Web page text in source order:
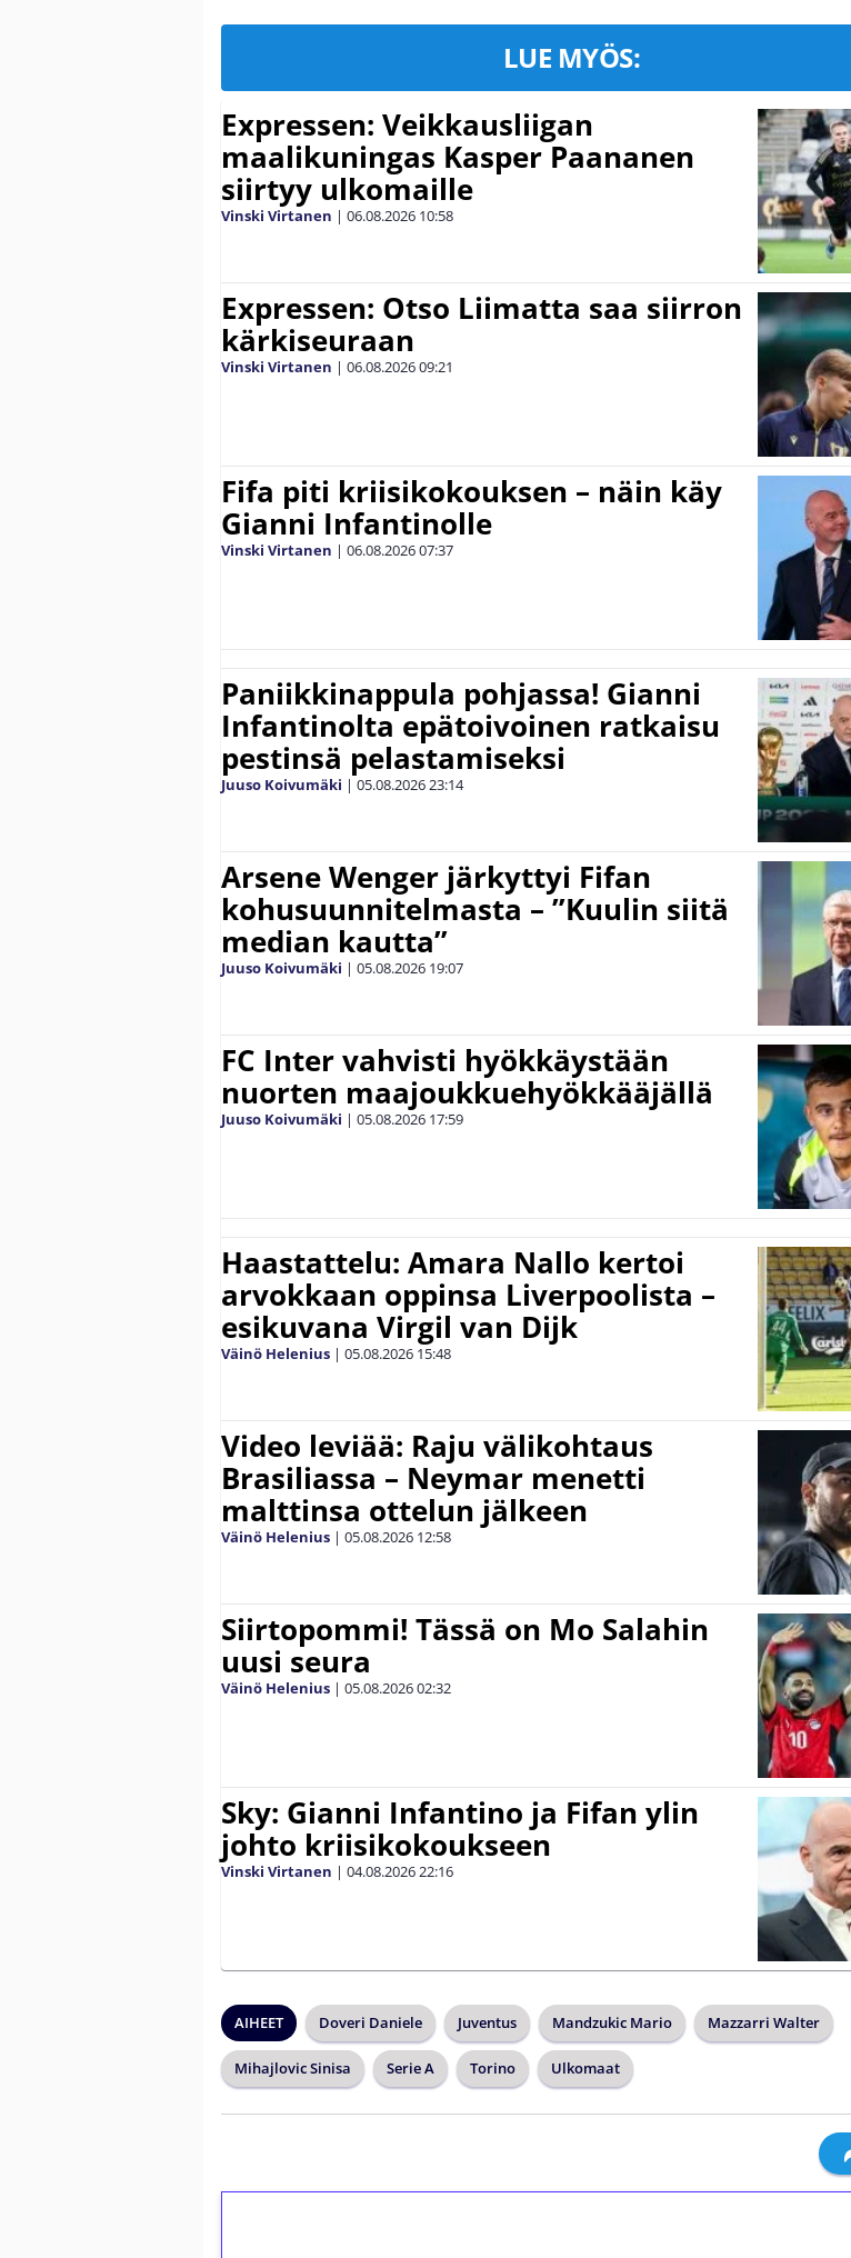
LUE MYÖS:
Expressen: Veikkausliigan
maalikuningas Kasper Paananen
siirtyy ulkomaille
Vinski Virtanen | 06.08.2026 10:58
Expressen: Otso Liimatta saa siirron
kärkiseuraan
Vinski Virtanen | 06.08.202609:21
Fifa piti kriisikokouksen – näin käy
Gianni Infantinolle
Vinski Virtanen | 06.08.202607:37
Paniikkinappula pohjassa! Gianni
Infantinolta epätoivoinen ratkaisu
pestinsä pelastamiseksi
Juuso Koivumäki | 05.08.202623:14
Arsene Wenger järkyttyi Fifan
kohusuunnitelmasta – ”Kuulin siitä
median kautta”
Juuso Koivumäki | 05.08.2026 19:07
FC Inter vahvisti hyökkäystään
nuorten maajoukkuehyökkääjällä
Juuso Koivumäki | 05.08.2026 17:59
Haastattelu: Amara Nallo kertoi
arvokkaan oppinsa Liverpoolista –
esikuvana Virgil van Dijk
Väinö Helenius | 05.08.2026 15:48
Video leviää: Raju välikohtaus
Brasiliassa – Neymar menetti
malttinsa ottelun jälkeen
Väinö Helenius | 05.08.2026 12:58
Siirtopommi! Tässä on Mo Salahin
uusi seura
Väinö Helenius | 05.08.202602:32
Sky: Gianni Infantino ja Fifan ylin
johto kriisikokoukseen
Vinski Virtanen | 04.08.202622:16
AIHEET Doveri Daniele Juventus Mandzukic Mario Mazzarri Walter
Mihajlovic Sinisa Serie A Torino Ulkomaat